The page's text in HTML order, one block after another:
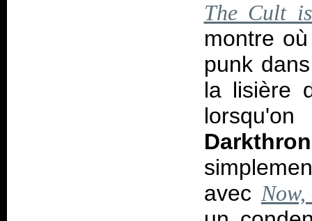
The Cult
montre
punk
la lisière
avec